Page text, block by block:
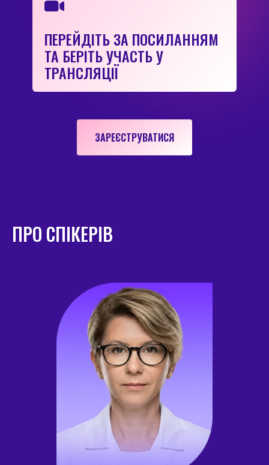
ПЕРЕЙДІТЬ ЗА ПОСИЛАННЯМ
ТА БЕРІТЬ УЧАСТЬ У
ТРАНСЛЯЦІЇ
ЗАРЕЄСТРУВАТИСЯ
ПРО СПІКЕРІВ